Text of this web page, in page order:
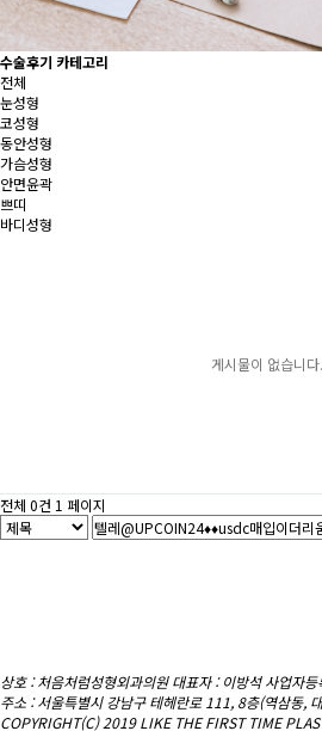
수술후기 카테고리
전체
눈성형
코성형
동안성형
가슴성형
안면윤곽
쁘띠
바디성형
게시물이 없습니다.
전체 0건 1 페이지
상호 : 처음처럼성형외과의원대표자 : 이방석 사업자
주소 : 서울특별시 강남구 테헤란로 111, 8층(역삼동,
COPYRIGHT(C) 2019 LIKE THE FIRST TIME